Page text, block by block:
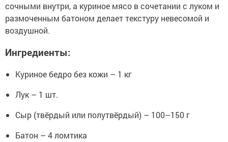
сочными внутри, а куриное мясо в сочетании с луком и
размоченным батоном делает текстуру невесомой и
воздушной.
Ингредиенты:
Куриное бедро без кожи – 1 кг
Лук – 1 шт.
Сыр (твёрдый или полутвёрдый) – 100–150 г
Батон – 4 ломтика